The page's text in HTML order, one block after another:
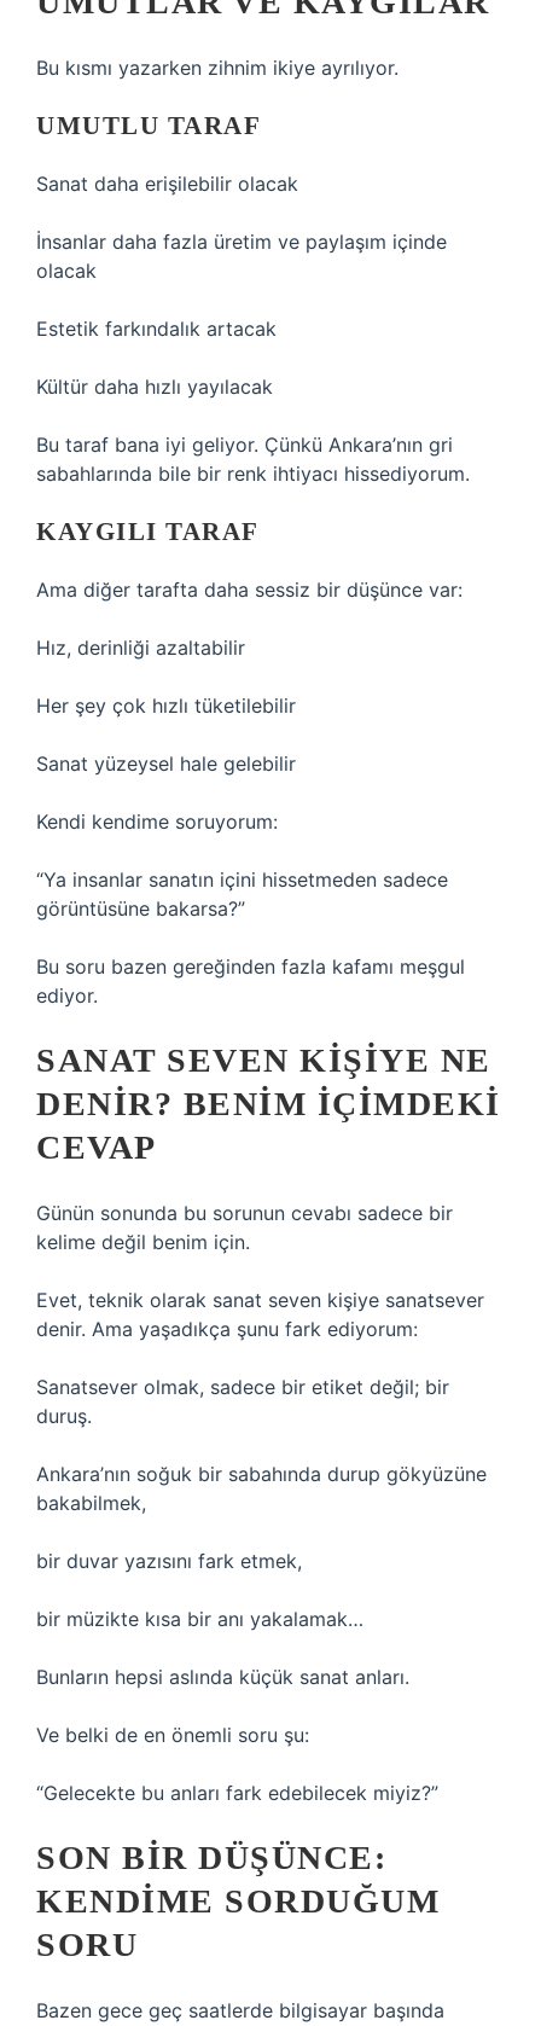
Bu kısmı yazarken zihnim ikiye ayrılıyor.
UMUTLU TARAF
Sanat daha erişilebilir olacak
İnsanlar daha fazla üretim ve paylaşım içinde
olacak
Estetik farkındalık artacak
Kültür daha hızlı yayılacak
Bu taraf bana iyi geliyor. Çünkü Ankara’nın gri
sabahlarında bile bir renk ihtiyacı hissediyorum.
KAYGILI TARAF
Ama diğer tarafta daha sessiz bir düşünce var:
Hız, derinliği azaltabilir
Her şey çok hızlı tüketilebilir
Sanat yüzeysel hale gelebilir
Kendi kendime soruyorum:
“Ya insanlar sanatın içini hissetmeden sadece
görüntüsüne bakarsa?”
Bu soru bazen gereğinden fazla kafamı meşgul
ediyor.
SANAT SEVEN KIŞIYE NE
DENIR? BENIM İÇIMDEKI
CEVAP
Günün sonunda bu sorunun cevabı sadece bir
kelime değil benim için.
Evet, teknik olarak sanat seven kişiye sanatsever
denir. Ama yaşadıkça şunu fark ediyorum:
Sanatsever olmak, sadece bir etiket değil; bir
duruş.
Ankara’nın soğuk bir sabahında durup gökyüzüne
bakabilmek,
bir duvar yazısını fark etmek,
bir müzikte kısa bir anı yakalamak…
Bunların hepsi aslında küçük sanat anları.
Ve belki de en önemli soru şu:
“Gelecekte bu anları fark edebilecek miyiz?”
SON BIR DÜŞÜNCE:
KENDIME SORDUĞUM
SORU
Bazen gece geç saatlerde bilgisayar başında